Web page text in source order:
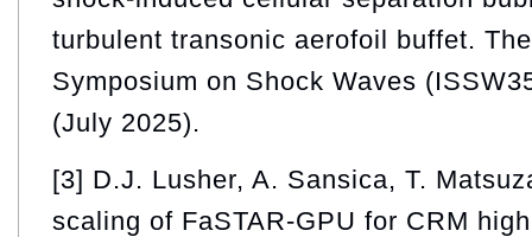
turbulent transonic aerofoil buffet.
Symposium on Shock Waves
(July 2025).
[3] D.J. Lusher, A. Sansica, T.
scaling of FaSTAR-GPU for CRM